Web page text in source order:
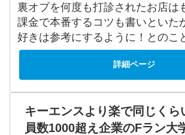
裏オプを何度も打診されたお店は
課金で本番するコツも書いといた
好きは参考にするように！とのこ
詳細ページ
キーエンスより楽で同じくら
員数1000超え企業のFラン大